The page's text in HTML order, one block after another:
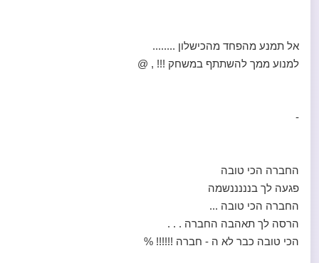
אל תמנע מהפחד מהכישלון ........
למנוע ממך להשתתף במשחק !!! , @
-
החברה הכי טובה
פגעה לך בנננננשמה
החברה הכי טובה ...
הרסה לך תאהבה החברה . . .
הכי טובה כבר לא ה - חברה !!!!!! %